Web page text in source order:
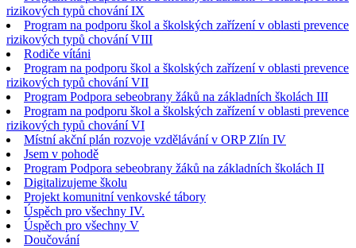
rizikových typů chování IX
Program na podporu škol a školských zařízení v oblasti prevence
rizikových typů chování VIII
Rodiče vítáni
Program na podporu škol a školských zařízení v oblasti prevence
rizikových typů chování VII
Program Podpora sebeobrany žáků na základních školách III
Program na podporu škol a školských zařízení v oblasti prevence
rizikových typů chování VI
Místní akční plán rozvoje vzdělávání v ORP Zlín IV
Jsem v pohodě
Program Podpora sebeobrany žáků na základních školách II
Digitalizujeme školu
Projekt komunitní venkovské tábory
Úspěch pro všechny IV.
Úspěch pro všechny V
Doučování